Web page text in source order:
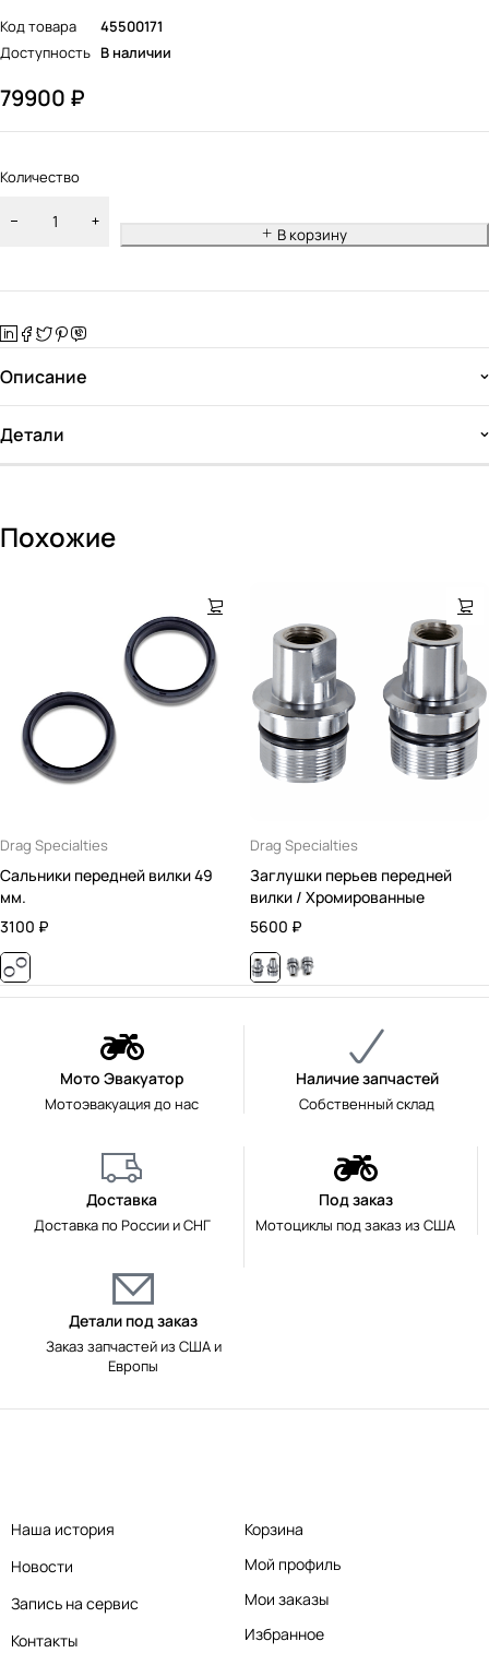
Код товара
45500171
Доступность В наличии
79900 ₽
Количество
В корзину
Описание
Детали
Похожие
Drag Specialties
Сальники передней вилки 49
мм.
3100 ₽
Drag Specialties
Заглушки перьев передней
вилки / Хромированные
5600 ₽
Мото Эвакуатор
Мотоэвакуация до нас
Наличие запчастей
Собственный склад
Доставка
Доставка по России и СНГ
Под заказ
Мотоциклы под заказ из США
Детали под заказ
Заказ запчастей из США и
Европы
Наша история
Новости
Запись на сервис
Контакты
Корзина
Мой профиль
Мои заказы
Избранное